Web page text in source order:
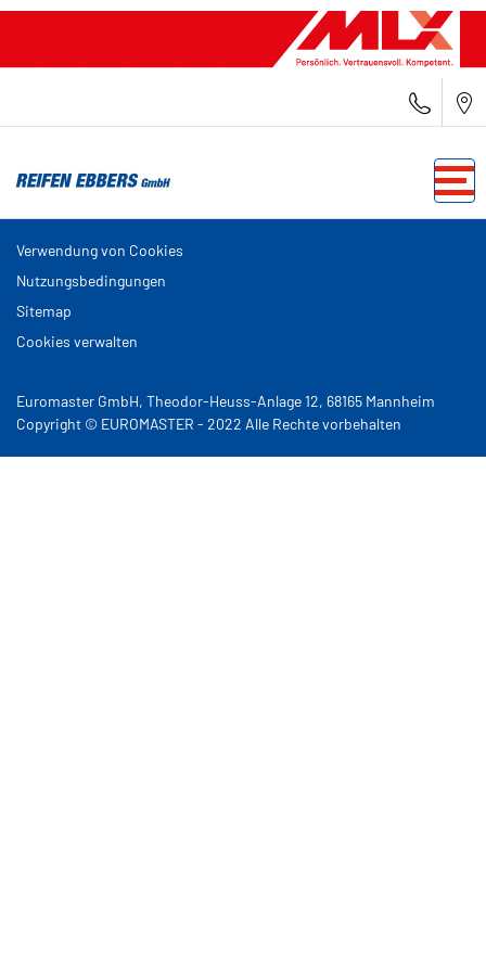
Verwendung von Cookies
Nutzungsbedingungen
Sitemap
Cookies verwalten
Euromaster GmbH, Theodor-Heuss-Anlage 12, 68165 Mannheim
Copyright © EUROMASTER - 2022 Alle Rechte vorbehalten